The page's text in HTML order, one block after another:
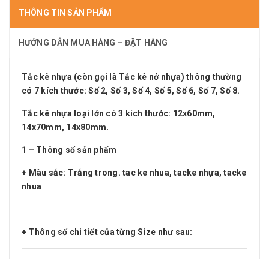
THÔNG TIN SẢN PHẨM
HƯỚNG DẪN MUA HÀNG – ĐẶT HÀNG
Tắc kê nhựa (còn gọi là Tắc kê nở nhựa) thông thường
có 7 kích thước: Số 2, Số 3, Số 4, Số 5, Số 6, Số 7, Số 8.
Tắc kê nhựa loại lớn có 3 kích thước: 12x60mm,
14x70mm, 14x80mm.
1 – Thông số sản phẩm
+ Màu sắc: Trắng trong. tac ke nhua, tacke nhựa, tacke
nhua
+ Thông số chi tiết của từng Size như sau: